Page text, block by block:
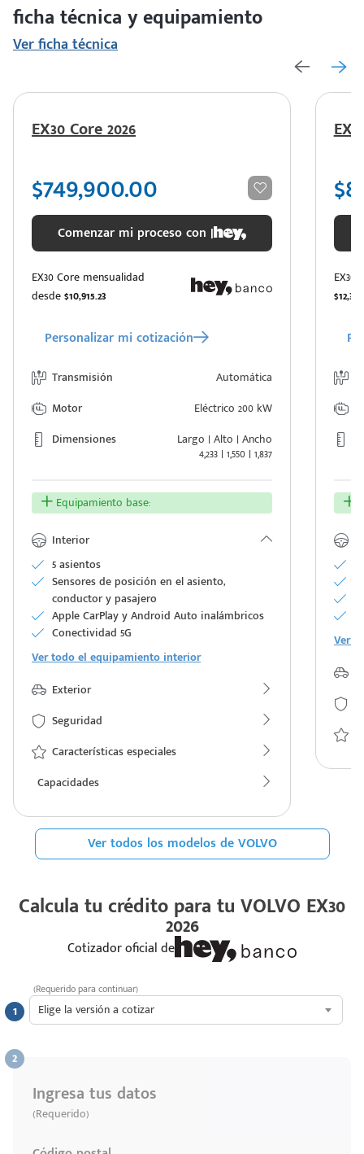
ficha técnica y equipamiento
Ver ficha técnica
EX30 Core 2026
$749,900.00
Comenzar mi proceso con |
EX30 Core mensualidad
desde$10,915.23
Personalizar mi cotización
Transmisión
Automática
Motor
Eléctrico 200 kW
Dimensiones
Largo | Alto | Ancho
4,233 | 1,550 | 1,837
Equipamiento base:
Interior
5 asientos
Sensores de posición en el asiento,
conductor y pasajero
Apple CarPlay y Android Auto inalámbricos
Conectividad 5G
Ver todo el equipamiento interior
Exterior
Seguridad
Características especiales
Capacidades
EX30
Ver
Ver todos los modelos de VOLVO
Calcula tu crédito para tu VOLVO EX30
2026
Cotizador oficial de
Elige la versión a cotizar
(Requerido para continuar)
Ingresa tus datos
(Requerido)